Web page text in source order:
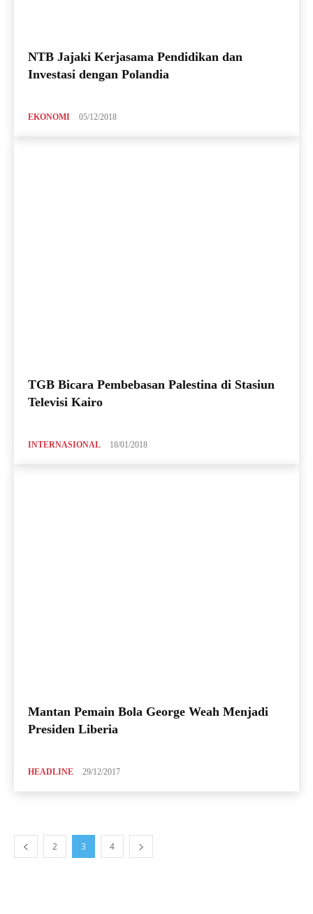
NTB Jajaki Kerjasama Pendidikan dan
Investasi dengan Polandia
EKONOMI 05/12/2018
TGB Bicara Pembebasan Palestina di Stasiun
Televisi Kairo
INTERNASIONAL 18/01/2018
Mantan Pemain Bola George Weah Menjadi
Presiden Liberia
HEADLINE 29/12/2017
2 3 4